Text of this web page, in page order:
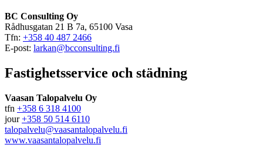
BC Consulting Oy
Rådhusgatan 21 B 7a, 65100 Vasa
Tfn: +358 40 487 2466
E-post: larkan@bcconsulting.fi
Fastighetsservice och städning
Vaasan Talopalvelu Oy
tfn +358 6 318 4100
jour+358 50 514 6110
talopalvelu@vaasantalopalvelu.fi
www.vaasantalopalvelu.fi